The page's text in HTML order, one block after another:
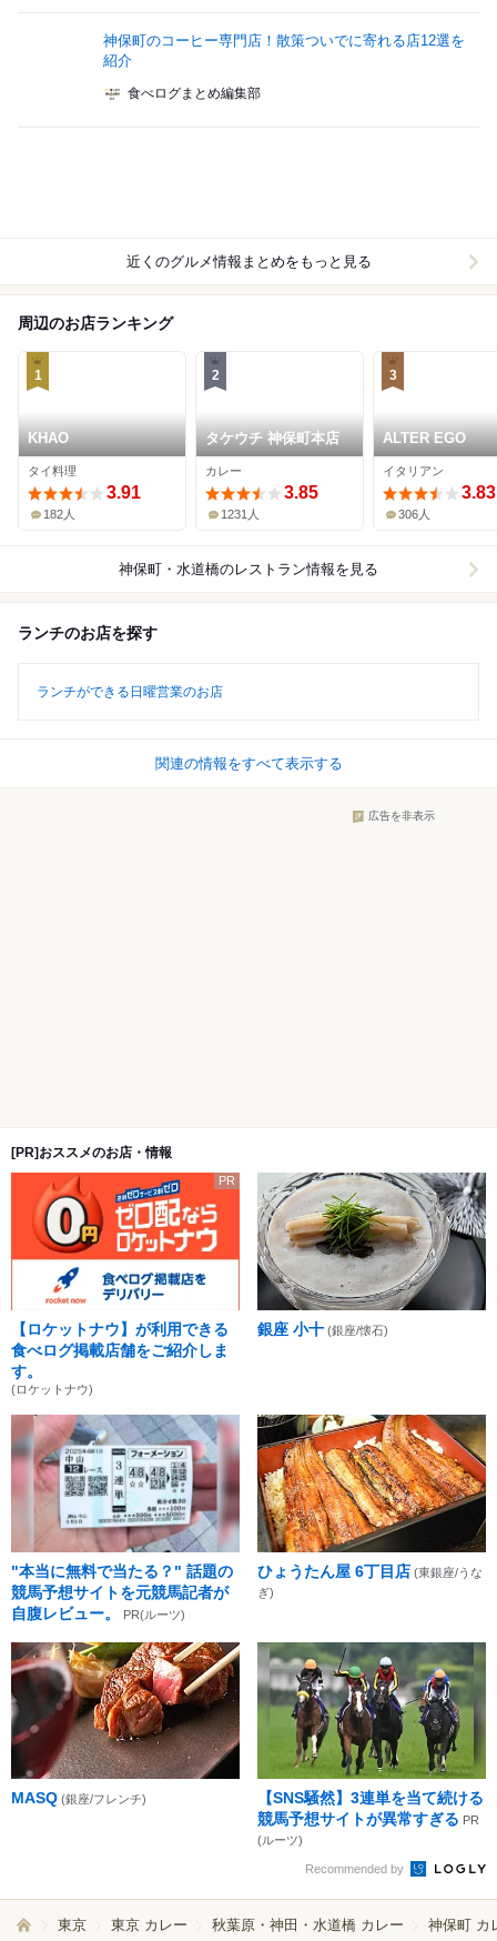
神保町のコーヒー専門店！散策ついでに寄れる店12選を
紹介
食べログまとめ編集部
近くのグルメ情報まとめをもっと見る
周辺のお店ランキング
1
KHAO
タイ料理
3.91
182人
2
タケウチ 神保町本店
カレー
3.85
1231人
3
ALTER EGO
イタリアン
3.83
306人
神保町・水道橋のレストラン情報を見る
ランチのお店を探す
ランチができる日曜営業のお店
関連の情報をすべて表示する
広告を非表示
[PR]おススメのお店・情報
PR
【ロケットナウ】が利用できる
食べログ掲載店舗をご紹介しま
す。
(ロケットナウ)
銀座 小十 (銀座/懐石)
"本当に無料で当たる？" 話題の
競馬予想サイトを元競馬記者が
自腹レビュー。
PR(ルーツ)
ひょうたん屋 6丁目店 (東銀座/うな
ぎ)
MASQ (銀座/フレンチ)
【SNS騒然】3連単を当て続ける
競馬予想サイトが異常すぎる PR
(ルーツ)
Recommended by
東京 東京 カレー 秋葉原・神田・水道橋 カレー 神保町 カ